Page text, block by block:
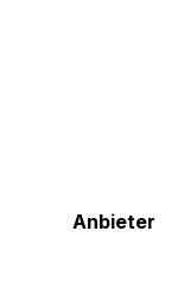
Anbieter